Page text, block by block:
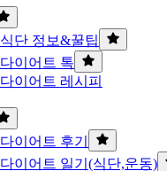
식단 정보&꿀팁
다이어트 톡
다이어트 레시피
다이어트 후기
다이어트 일기(식단,운동)